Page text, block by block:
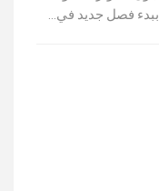
ببدء فصل جديد في…